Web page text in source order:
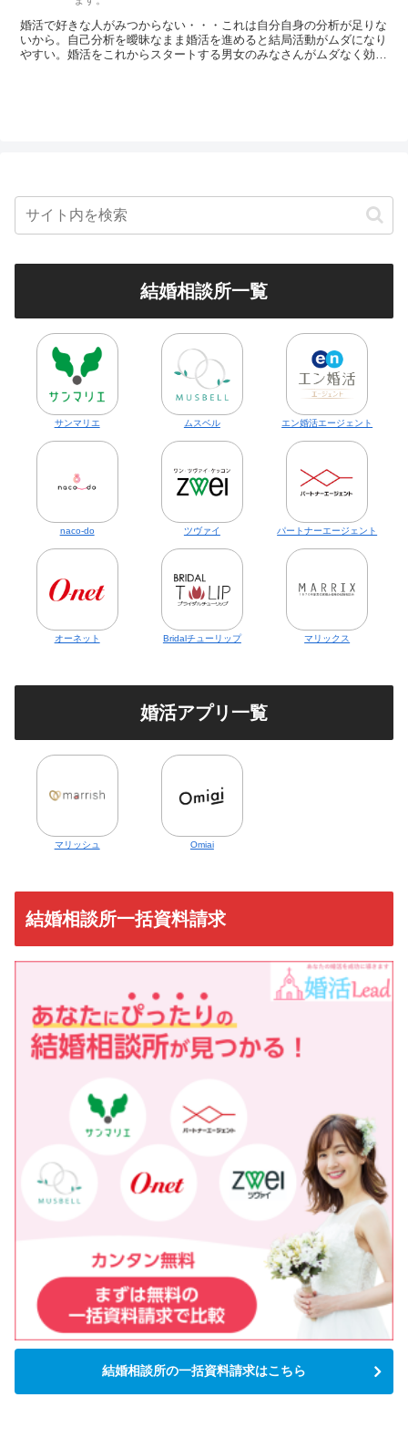
婚活で好きな人がみつからない・・・これは自分自身の分析が足りな
いから。自己分析を曖昧なまま婚活を進めると結局活動がムダになり
やすい。婚活をこれからスタートする男女のみなさんがムダなく効率
結婚相談所一覧
サンマリエ ムスベル エン婚活エージェント
naco-do ツヴァイ パートナーエージェント
オーネット Bridalチューリップ マリックス
婚活アプリ一覧
マリッシュ Omiai
結婚相談所一括資料請求
結婚相談所の一括資料請求はこちら